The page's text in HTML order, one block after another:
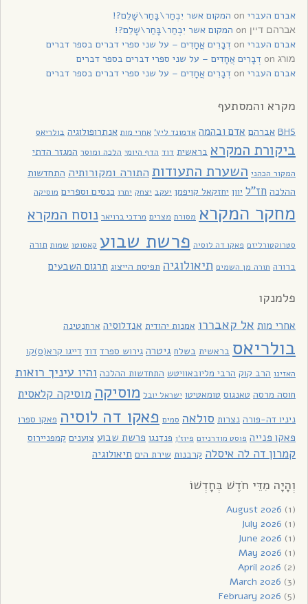
אברם העברי המקום אשר יִבְחַר\בָּחַר\שָׁלֵם?!
אברהם דיין
המקום אשר יִבְחַר\בָּחַר\שָׁלֵם?!
אברם העברי
דְבָרִים אֲחָדִים – על שני ספרי דברים בספר דברים
מורג
דְבָרִים אֲחָדִים – על שני ספרי דברים בספר דברים
אברם העברי
דְבָרִים אֲחָדִים – על שני ספרי דברים בספר דברים
מקרא והמסתעף
BHS אברהם אדם ובהמה אדמונד ליץ' אחרי מות אנתרופולוגיה בולריאס
ביקורת המקרא בראשית דוד הדף היומי הלכה ומוסר המגזר הדתי
המקור הכהני השערת התעודות התורה ומקורותיה התחדשות
ההלכה חז"ל יוון יחזקאל קויפמן יעקב יצחק יתרו כנסים וספרים מוסיקה
מחקר המקרא מסורת מצרים מרדכי ברויאר נוסח המקרא
סטרוקטורליזם פאקו דה לוסיה פרשת שבוע קאסוטו שמות תורה
ברורה תורה מן השמים תיאולוגיה תפיסת הייצוג תרגום השבעים
פלמנקו
אחרי מות אל קאבררו אמנות יהודית אנדלוסיה ארחנטינה
בולריאס בראשית בשלח גיטרה גירוש ספרד דוד דייגו קרא(ס)קו
האזינו הרב קוק הרבי מליובאוויטש התחדשות ההלכה והיו עיניך רואות
חוסה מרסה טאנגוס טומאטיטו ישראל יובל מוסיקה מוסיקה קלאסית
ניניו דה-פורה נצרות סולאה סמים פאקו דה לוסיה פאקו ספרו
פאקו פנייה פוסט מודרניזם פיוז'ן פנדנגו פרשת שבוע צוענים קמפניירוס
קמרון דה לה איסלה קרבנות שירת הים תיאולוגיה
וְהָיָה מִדֵּי חֹדֶשׁ בְּחָדְשׁוֹ
August 2026 (1)
July 2026 (1)
June 2026 (1)
May 2026 (1)
April 2026 (2)
March 2026 (3)
February 2026 (5)